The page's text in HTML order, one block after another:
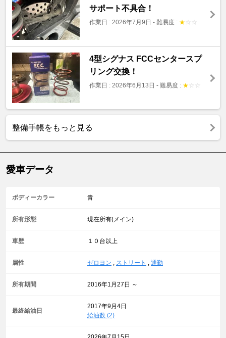
サポート不具合！
作業日 : 2026年7月9日 - 難易度 : ★ ☆ ☆
4型シグナス FCCセンタースプ
リング交換！
作業日 : 2026年6月13日 - 難易度 : ★ ☆ ☆
整備手帳をもっと見る
愛車データ
ボディーカラー 青
所有形態 現在所有(メイン)
車歴 １０台以上
属性 ゼロヨン , ストリート , 通勤
所有期間 2016年1月27日 ～
最終給油日
2017年9月4日
給油数 (2)